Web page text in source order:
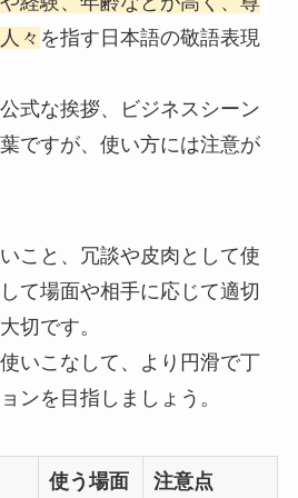
々 を指す日本語の敬語表現
式な挨拶、ビジネスシーン
ですが、使い方には注意が
こと、冗談や皮肉として使
て場面や相手に応じて適切
切です。
いこなして、より円滑で丁
ンを目指しましょう。
使う場面 注意点